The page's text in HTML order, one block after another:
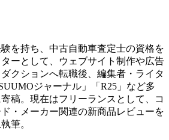
を持ち、中古自動車査定士の資格を
ーとして、ウェブサイト制作や広告
クションへ転職後、編集者・ライタ
ジャーナル」「R25」など多
稿。現在はフリーランスとして、コ
・メーカー関連の新商品レビューを
筆。